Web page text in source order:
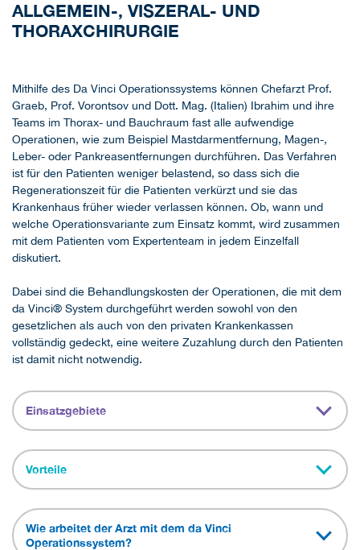
ALLGEMEIN-, VISZERAL- UND
THORAXCHIRURGIE
Mithilfe des Da Vinci Operationssystems können Chefarzt Prof.
Graeb, Prof. Vorontsov und Dott. Mag. (Italien) Ibrahim und ihre
Teams im Thorax- und Bauchraum fast alle aufwendige
Operationen, wie zum Beispiel Mastdarmentfernung, Magen-,
Leber- oder Pankreasentfernungen durchführen. Das Verfahren
ist für den Patienten weniger belastend, so dass sich die
Regenerationszeit für die Patienten verkürzt und sie das
Krankenhaus früher wieder verlassen können. Ob, wann und
welche Operationsvariante zum Einsatz kommt, wird zusammen
mit dem Patienten vom Expertenteam in jedem Einzelfall
diskutiert.
Dabei sind die Behandlungskosten der Operationen, die mit dem
da Vinci® System durchgeführt werden sowohl von den
gesetzlichen als auch von den privaten Krankenkassen
vollständig gedeckt, eine weitere Zuzahlung durch den Patienten
ist damit nicht notwendig.
Einsatzgebiete
Vorteile
Wie arbeitet der Arzt mit dem da Vinci
Operationssystem?